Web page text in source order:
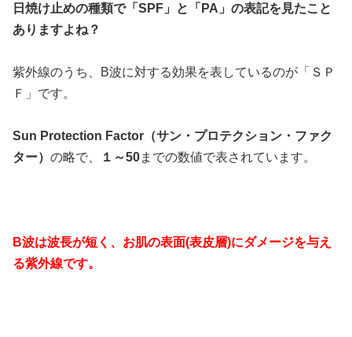
日焼け止めの種類で「SPF」と「PA」の表記を見たこと
ありますよね？
紫外線のうち、B波に対する効果を表しているのが「ＳＰ
Ｆ」です。
Sun Protection Factor（サン・プロテクション・ファク
ター） の略で、 １～50までの数値で表されています。
B波は波長が短く、お肌の表面(表皮層)にダメージを与え
る紫外線です。